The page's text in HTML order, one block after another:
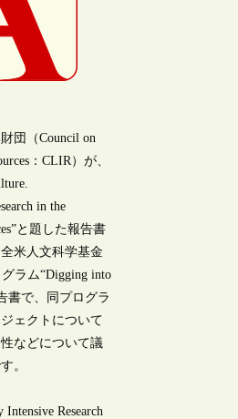
団（Council on
：CLIR）が、
in the
と題した報告書
米人文科学基金
ラム“Digging into
書で、同プログラ
ェクトについて
などについて議
。
Research